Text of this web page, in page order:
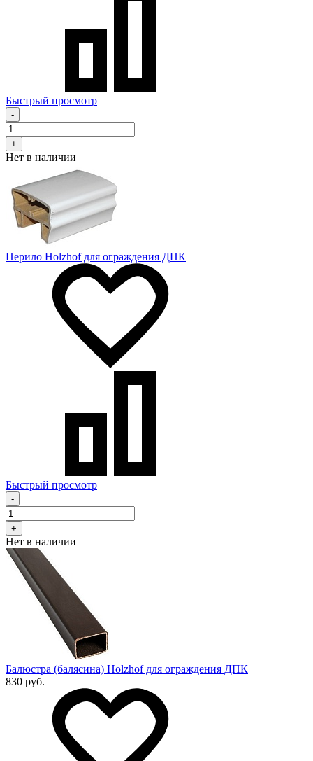
Быстрый просмотр
-
+
Нет в наличии
Перило Holzhof для ограждения ДПК
Быстрый просмотр
-
+
Нет в наличии
Балюстра (балясина) Holzhof для ограждения ДПК
830 руб.